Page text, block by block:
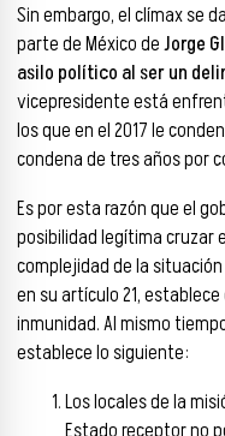
Sin embargo, el clímax se
parte de México deJorge
asilo político al ser un
vicepresidente está
los que en el 2017 le
condena de tres años por
Es por esta razón que el
posibilidad legítima cruzar
complejidad de la
en su artículo 21,
inmunidad. Al mismo
establece lo siguiente:
Los locales de la